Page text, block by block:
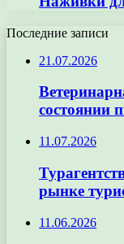
Последние записи
21.07.2026
состоянии
11.07.2026
рынке
11.06.2026